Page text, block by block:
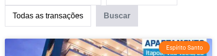
Espírito Santo